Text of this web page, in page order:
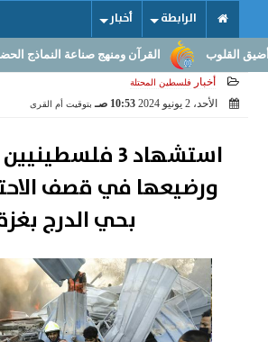
الرابطة أخبار
القرآن ومنهج صناعة النماذج الحضارية
أخبار فلسطين المحتلة
الأحد، 2 يونيو 2024 10:53 صـ بتوقيت أم القرى
استشهاد 3
ورضيعها في قصف
بحي الدرج